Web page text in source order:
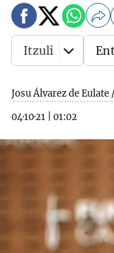
Josu Álvarez de
04·10·21
01:02
Itzuli